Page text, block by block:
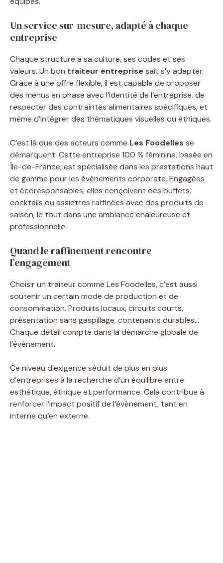
Un service sur-mesure, adapté à chaque
entreprise
Chaque structure a sa culture, ses codes et ses
valeurs. Un bon traiteur entreprise sait s’y adapter.
Grâce à une offre flexible, il est capable de proposer
des menus en phase avec l’identité de l’entreprise, de
respecter des contraintes alimentaires spécifiques, et
même d’intégrer des thématiques visuelles ou éthiques.
C’est là que des acteurs comme Les Foodelles se
démarquent. Cette entreprise 100 % féminine, basée en
Île-de-France, est spécialisée dans les prestations haut
de gamme pour les évènements corporate. Engagées
et écoresponsables, elles conçoivent des buffets,
cocktails ou assiettes raffinées avec des produits de
saison, le tout dans une ambiance chaleureuse et
professionnelle.
Quand le raffinement rencontre
l’engagement
Choisir un traiteur comme Les Foodelles, c’est aussi
soutenir un certain mode de production et de
consommation. Produits locaux, circuits courts,
présentation sans gaspillage, contenants durables…
Chaque détail compte dans la démarche globale de
l’évènement.
Ce niveau d’exigence séduit de plus en plus
d’entreprises à la recherche d’un équilibre entre
esthétique, éthique et performance. Cela contribue à
renforcer l’impact positif de l’évènement, tant en
interne qu’en externe.